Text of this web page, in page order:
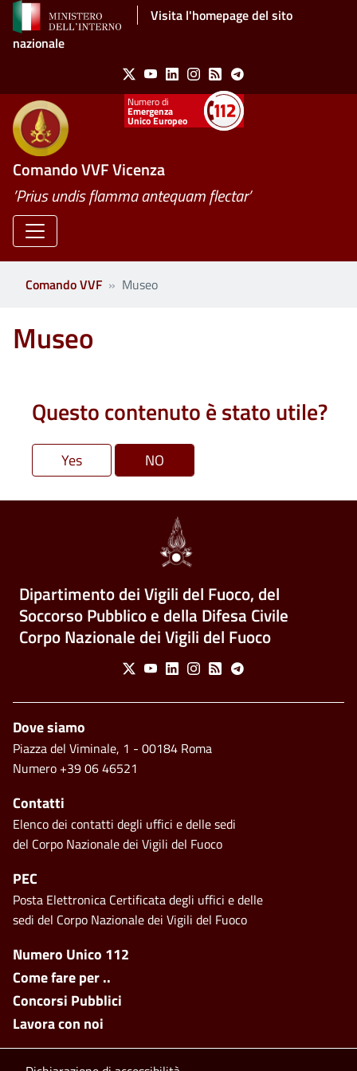
Salta al contenuto principaleVisita l'homepage del sito
nazionale
Social Menu
X YoutubeLinkedinInstagram
Feed Telegram
Emergenza
Unico Europeo
Comando VVF Vicenza
’Prius undis flamma antequam flectar’
Comando VVF Museo
Museo
Questo contenuto è stato utile?
Dipartimento dei Vigili del Fuoco, del
Soccorso Pubblico e della Difesa Civile
Corpo Nazionale dei Vigili del Fuoco
Social Menu
X YoutubeLinkedinInstagram
Feed Telegram
Footer side menu
Numero Unico 112
Come fare per ..
Concorsi Pubblici
Lavora con noi
Piè di pagina
Dove siamo
Piazza del Viminale, 1 - 00184 Roma
Numero +39 06 46521
Contatti
Elenco dei contatti degli uffici e delle sedi
del Corpo Nazionale dei Vigili del Fuoco
PEC
Posta Elettronica Certificata degli uffici e delle
sedi del Corpo Nazionale dei Vigili del Fuoco